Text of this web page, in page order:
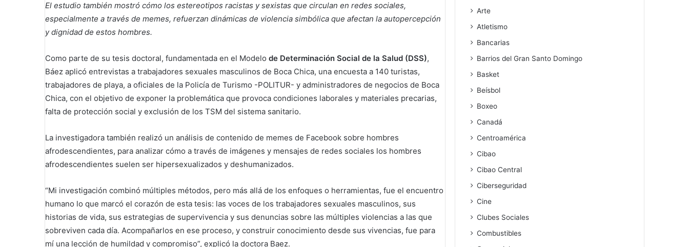
El estudio también mostró cómo los estereotipos racistas y sexistas que circulan en redes sociales,
especialmente a través de memes, refuerzan dinámicas de violencia simbólica que afectan la autopercepción
y dignidad de estos hombres.
Como parte de su tesis doctoral, fundamentada en el Modelo de Determinación Social de la Salud (DSS),
Báez aplicó entrevistas a trabajadores sexuales masculinos de Boca Chica, una encuesta a 140 turistas,
trabajadores de playa, a oficiales de la Policía de Turismo -POLITUR- y administradores de negocios de Boca
Chica, con el objetivo de exponer la problemática que provoca condiciones laborales y materiales precarias,
falta de protección social y exclusión de los TSM del sistema sanitario.
La investigadora también realizó un análisis de contenido de memes de Facebook sobre hombres
afrodescendientes, para analizar cómo a través de imágenes y mensajes de redes sociales los hombres
afrodescendientes suelen ser hipersexualizados y deshumanizados.
“Mi investigación combinó múltiples métodos, pero más allá de los enfoques o herramientas, fue el encuentro
humano lo que marcó el corazón de esta tesis: las voces de los trabajadores sexuales masculinos, sus
historias de vida, sus estrategias de supervivencia y sus denuncias sobre las múltiples violencias a las que
sobreviven cada día. Acompañarlos en ese proceso, y construir conocimiento desde sus vivencias, fue para
mí una lección de humildad y compromiso”, explicó la doctora Baez.
Arte
Atletismo
Bancarias
Barrios del Gran Santo Domingo
Basket
Beísbol
Boxeo
Canadá
Centroamérica
Cibao
Cibao Central
Ciberseguridad
Cine
Clubes Sociales
Combustibles